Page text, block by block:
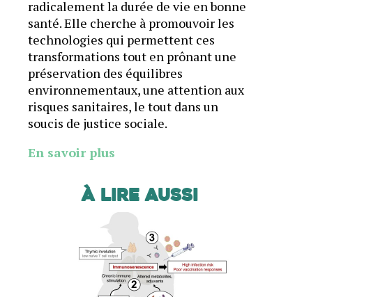
radicalement la durée de vie en bonne
santé. Elle cherche à promouvoir les
technologies qui permettent ces
transformations tout en prônant une
préservation des équilibres
environnementaux, une attention aux
risques sanitaires, le tout dans un
soucis de justice sociale.
En savoir plus
À lire aussi